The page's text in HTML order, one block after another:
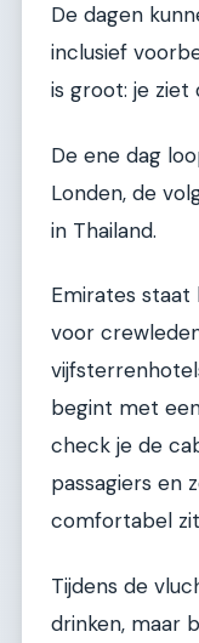
De dagen
inclusief
is groot: je ziet
De ene dag
Londen, de
in Thailand.
Emirates staat
voor
begint met
check je de
passagiers en
comfortabel
Tijdens de
drinken, maar